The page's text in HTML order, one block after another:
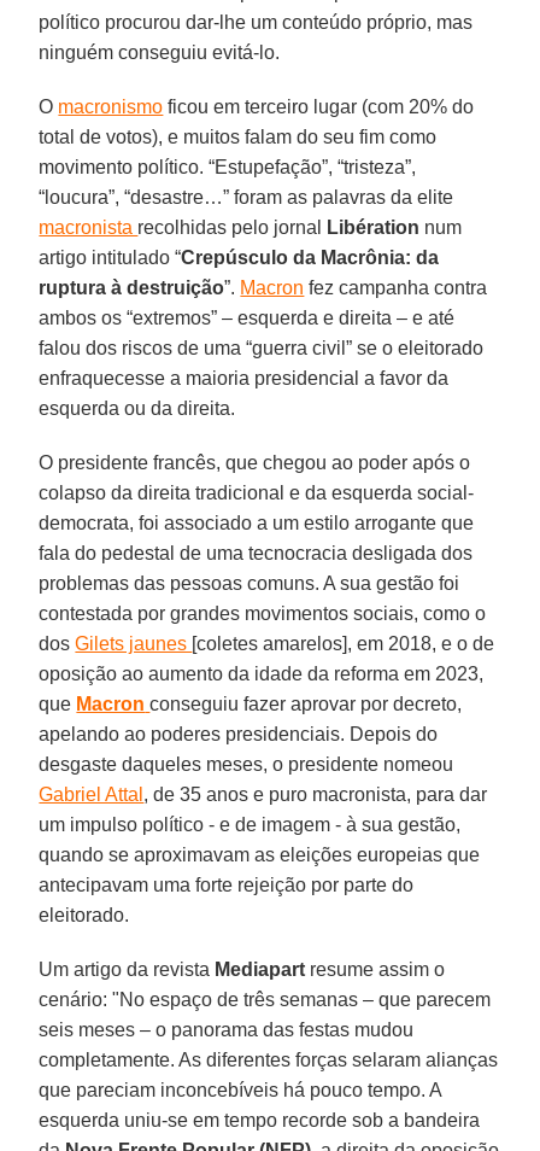
político procurou dar-lhe um conteúdo próprio, mas
ninguém conseguiu evitá-lo.
O macronismo ficou em terceiro lugar (com 20% do
total de votos), e muitos falam do seu fim como
movimento político. “Estupefação”, “tristeza”,
“loucura”, “desastre…” foram as palavras da elite
macronista recolhidas pelo jornal Libération num
artigo intitulado “Crepúsculo da Macrônia: da
ruptura à destruição”. Macron fez campanha contra
ambos os “extremos” – esquerda e direita – e até
falou dos riscos de uma “guerra civil” se o eleitorado
enfraquecesse a maioria presidencial a favor da
esquerda ou da direita.
O presidente francês, que chegou ao poder após o
colapso da direita tradicional e da esquerda social-
democrata, foi associado a um estilo arrogante que
fala do pedestal de uma tecnocracia desligada dos
problemas das pessoas comuns. A sua gestão foi
contestada por grandes movimentos sociais, como o
dosGilets jaunes [coletes amarelos], em 2018, e o de
oposição ao aumento da idade da reforma em 2023,
que Macron conseguiu fazer aprovar por decreto,
apelando ao poderes presidenciais. Depois do
desgaste daqueles meses, o presidente nomeou
Gabriel Attal , de 35 anos e puro macronista, para dar
um impulso político - e de imagem - à sua gestão,
quando se aproximavam as eleições europeias que
antecipavam uma forte rejeição por parte do
eleitorado.
Um artigo da revista Mediapart resume assim o
cenário: "No espaço de três semanas – que parecem
seis meses – o panorama das festas mudou
completamente. As diferentes forças selaram alianças
que pareciam inconcebíveis há pouco tempo. A
esquerda uniu-se em tempo recorde sob a bandeira